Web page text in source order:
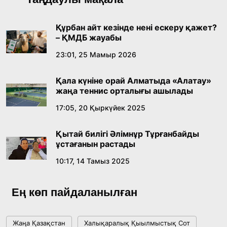
лингвомәдени сипаты
09:21, 21 Шілде 2026
Абайдың адам тәрбиесі туралы
18:59, 20 Шілде 2026
Жасанды интеллект: адамзаттың көмекшісі
18:16, 20 Шілде 2026
жетістіктері мен даму бағыты
Құрбан айт кезінде нені ескеру қажет?
– ҚМДБ жауабы
23:01, 25 Мамыр 2026
Қала күніне орай Алматыда «Алатау»
жаңа теннис орталығы ашылады
17:05, 20 Қыркүйек 2025
Қытай билігі Әлімнұр Тұрғанбайды
ұстағанын растады
10:17, 14 Тамыз 2025
Ең көп пайдаланылған
Жаңа Қазақстан Халықаралық Қыылмыстық Сот